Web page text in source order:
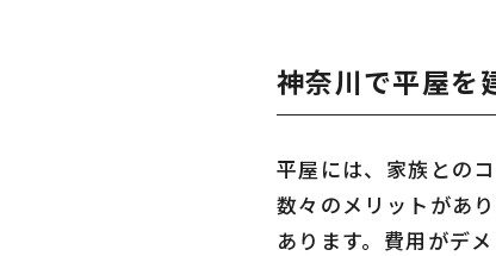
神奈川で平屋を
平屋には、家族との
数々のメリットがあ
あります。費用がデ